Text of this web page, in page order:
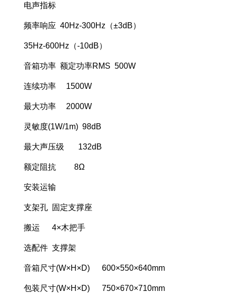
电声指标
频率响应 40Hz-300Hz（±3dB）
35Hz-600Hz（-10dB）
音箱功率 额定功率RMS 500W
连续功率 1500W
最大功率 2000W
灵敏度(1W/1m) 98dB
最大声压级 132dB
额定阻抗 8Ω
安装运输
支架孔 固定支撑座
搬运 4×木把手
选配件 支撑架
音箱尺寸(W×H×D) 600×550×640mm
包装尺寸(W×H×D) 750×670×710mm